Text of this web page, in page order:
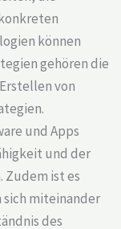
können
gehören die
von
und Apps
und der
Zudem ist es
sich miteinander
des